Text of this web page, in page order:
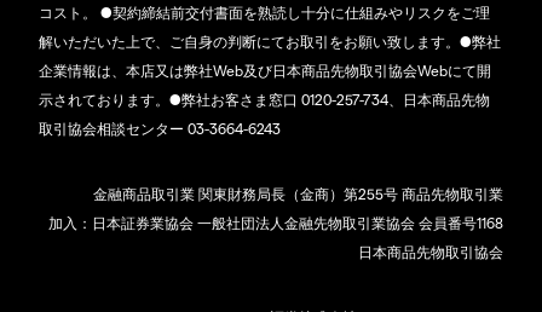
コスト。 ●契約締結前交付書面を熟読し十分に仕組みやリスクをご理
解いただいた上で、ご自身の判断にてお取引をお願い致します。●弊社
企業情報は、本店又は弊社Web及び日本商品先物取引協会Webにて開
示されております。●弊社お客さま窓口 0120-257-734、日本商品先物
取引協会相談センター 03-3664-6243
金融商品取引業 関東財務局長（金商）第255号 商品先物取引業
加入：日本証券業協会 一般社団法人金融先物取引業協会 会員番号1168
日本商品先物取引協会